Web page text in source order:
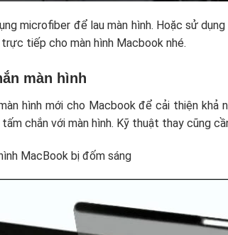
microfiber để lau màn hình. Hoặc sử
tiếp cho màn hình Macbook nhé.
màn hình
hình mới cho Macbook để cải thiện khả
chắn với màn hình. Kỹ thuật thay cũng
MacBook bị đốm sáng